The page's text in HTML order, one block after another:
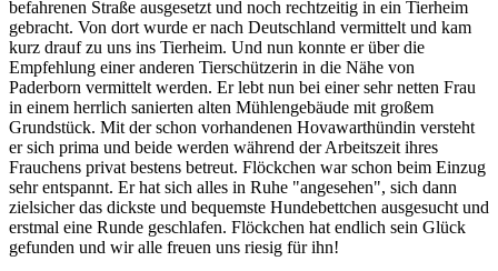
befahrenen Straße ausgesetzt und noch rechtzeitig in ein Tierheim
gebracht. Von dort wurde er nach Deutschland vermittelt und kam
kurz drauf zu uns ins Tierheim. Und nun konnte er über die
Empfehlung einer anderen Tierschützerin in die Nähe von
Paderborn vermittelt werden. Er lebt nun bei einer sehr netten Frau
in einem herrlich sanierten alten Mühlengebäude mit großem
Grundstück. Mit der schon vorhandenen Hovawarthündin versteht
er sich prima und beide werden während der Arbeitszeit ihres
Frauchens privat bestens betreut. Flöckchen war schon beim Einzug
sehr entspannt. Er hat sich alles in Ruhe "angesehen", sich dann
zielsicher das dickste und bequemste Hundebettchen ausgesucht und
erstmal eine Runde geschlafen. Flöckchen hat endlich sein Glück
gefunden und wir alle freuen uns riesig für ihn!